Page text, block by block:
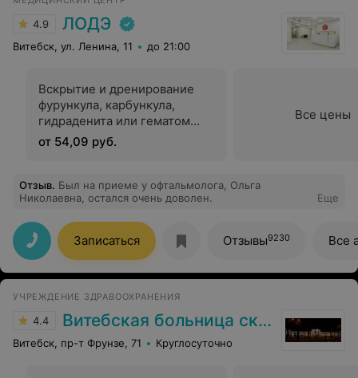
4.9 ЛОДЭ
Витебск, ул. Ленина, 11 до 21:00
Вскрытие и дренирование
фурункула, карбункула,
гидраденита или гематом
мягких тканей в хирургии
от 54,09 руб.
Все цены
Отзыв. Был на приеме у офтальмолога, Ольга
Николаевна, остался очень доволен.
Еще
Записаться Отзывы9230 Все
УЧРЕЖДЕНИЕ ЗДРАВООХРАНЕНИЯ
4.4 Витебская больница скорой помощи
Витебск, пр-т Фрунзе, 71 Круглосуточно